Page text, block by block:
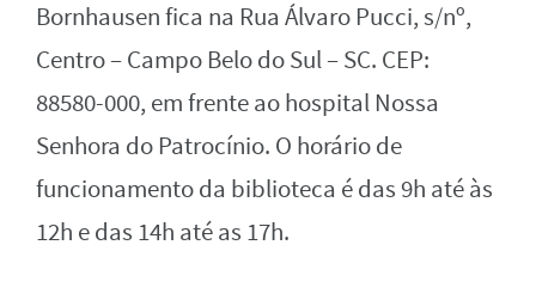
Bornhausen fica na Rua Álvaro Pucci, s/nº,
Centro – Campo Belo do Sul – SC. CEP:
88580-000, em frente ao hospital Nossa
Senhora do Patrocínio. O horário de
funcionamento da biblioteca é das 9h até às
12h e das 14h até as 17h.